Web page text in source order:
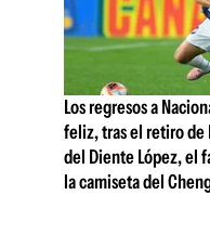
Los regresos a
feliz, tras el retiro de
del Diente López, el
la camiseta del